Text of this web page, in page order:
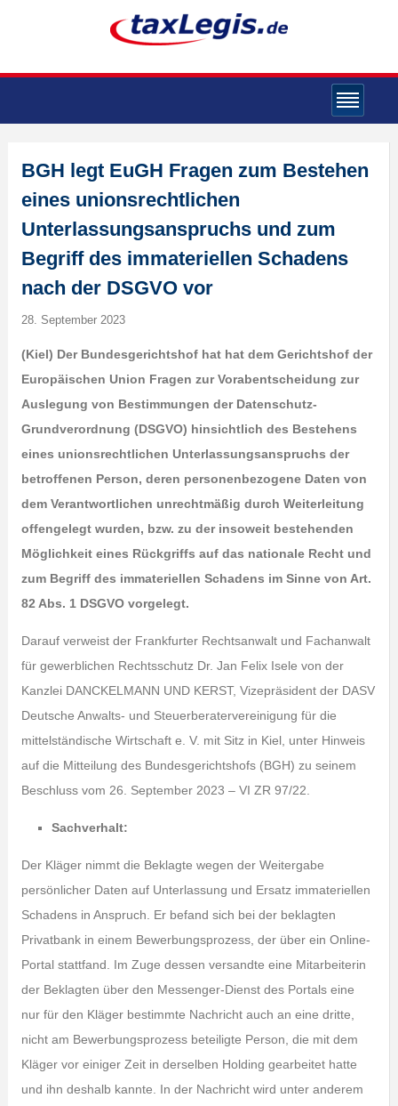
BGH legt EuGH Fragen zum Bestehen
eines unionsrechtlichen
Unterlassungsanspruchs und zum
Begriff des immateriellen Schadens
nach der DSGVO vor
28. September 2023
(Kiel) Der Bundesgerichtshof hat hat dem Gerichtshof der
Europäischen Union Fragen zur Vorabentscheidung zur
Auslegung von Bestimmungen der Datenschutz-
Grundverordnung (DSGVO) hinsichtlich des Bestehens
eines unionsrechtlichen Unterlassungsanspruchs der
betroffenen Person, deren personenbezogene Daten von
dem Verantwortlichen unrechtmäßig durch Weiterleitung
offengelegt wurden, bzw. zu der insoweit bestehenden
Möglichkeit eines Rückgriffs auf das nationale Recht und
zum Begriff des immateriellen Schadens im Sinne von Art.
82 Abs. 1 DSGVO vorgelegt.
Darauf verweist der Frankfurter Rechtsanwalt und Fachanwalt
für gewerblichen Rechtsschutz Dr. Jan Felix Isele von der
Kanzlei DANCKELMANN UND KERST, Vizepräsident der DASV
Deutsche Anwalts- und Steuerberatervereinigung für die
mittelständische Wirtschaft e. V. mit Sitz in Kiel, unter Hinweis
auf die Mitteilung des Bundesgerichtshofs (BGH) zu seinem
Beschluss vom 26. September 2023 – VI ZR 97/22.
Sachverhalt:
Der Kläger nimmt die Beklagte wegen der Weitergabe
persönlicher Daten auf Unterlassung und Ersatz immateriellen
Schadens in Anspruch. Er befand sich bei der beklagten
Privatbank in einem Bewerbungsprozess, der über ein Online-
Portal stattfand. Im Zuge dessen versandte eine Mitarbeiterin
der Beklagten über den Messenger-Dienst des Portals eine
nur für den Kläger bestimmte Nachricht auch an eine dritte,
nicht am Bewerbungsprozess beteiligte Person, die mit dem
Kläger vor einiger Zeit in derselben Holding gearbeitet hatte
und ihn deshalb kannte. In der Nachricht wird unter anderem